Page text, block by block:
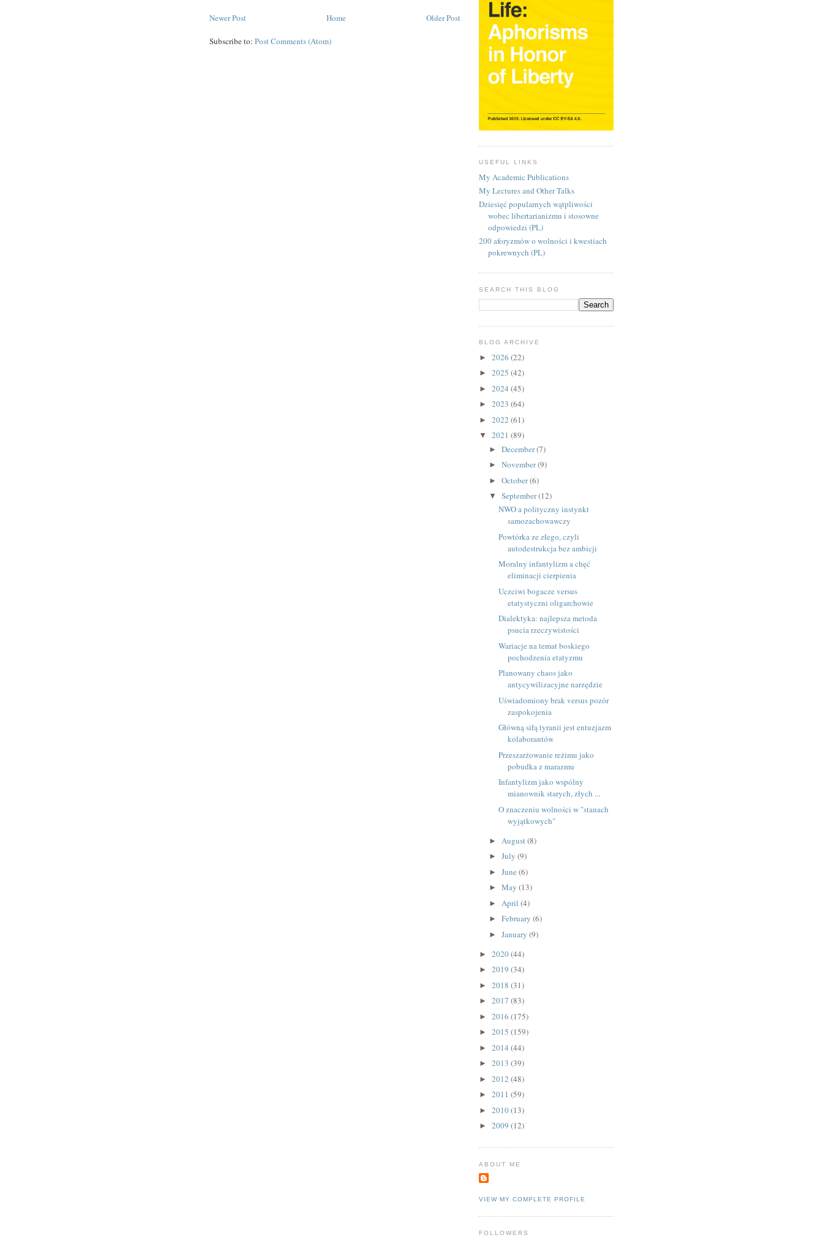
Newer Post Older Post
Home
Subscribe to: Post Comments (Atom)
USEFUL LINKS
My Academic Publications
My Lectures and Other Talks
Dziesięć popularnych wątpliwości
wobec libertarianizmu i stosowne
odpowiedzi (PL)
200 aforyzmów o wolności i kwestiach
pokrewnych (PL)
SEARCH THIS BLOG
BLOG ARCHIVE
► 2026 (22)
► 2025 (42)
► 2024 (45)
► 2023 (64)
► 2022 (61)
▼ 2021 (89)
► December(7)
► November(9)
► October(6)
▼ September(12)
NWO a polityczny instynkt
samozachowawczy
Powtórka ze złego, czyli
autodestrukcja bez ambicji
Moralny infantylizm a chęć
eliminacji cierpienia
Uczciwi bogacze versus
etatystyczni oligarchowie
Dialektyka: najlepsza metoda
psucia rzeczywistości
Wariacje na temat boskiego
pochodzenia etatyzmu
Planowany chaos jako
antycywilizacyjne narzędzie
Uświadomiony brak versus pozór
zaspokojenia
Główną siłą tyranii jest entuzjazm
kolaborantów
Przeszarżowanie reżimu jako
pobudka z marazmu
Infantylizm jako wspólny
mianownik starych, złych ...
O znaczeniu wolności w "stanach
wyjątkowych"
► August(8)
► July (9)
► June (6)
► May (13)
► April (4)
► February (6)
► January (9)
► 2020(44)
► 2019 (34)
► 2018 (31)
► 2017 (83)
► 2016 (175)
► 2015 (159)
► 2014 (44)
► 2013 (39)
► 2012 (48)
► 2011 (59)
► 2010(13)
► 2009 (12)
ABOUT ME
VIEW MY COMPLETE PROFILE
FOLLOWERS